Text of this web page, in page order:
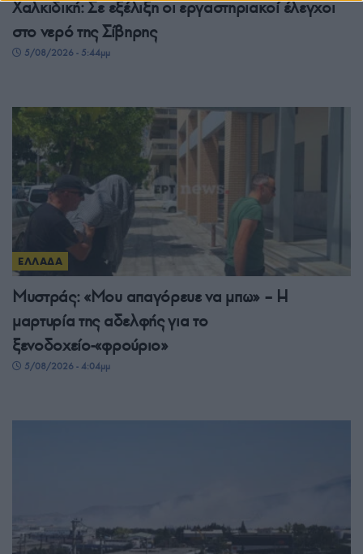
Χαλκιδική: Σε εξέλιξη οι εργαστηριακοί έλεγχοι
στο νερό της Σίβηρης
5/08/2026 - 5:44μμ
ΕΛΛΑΔΑ
Μυστράς: «Μου απαγόρευε να μπω» – Η
μαρτυρία της αδελφής για το
ξενοδοχείο-«φρούριο»
5/08/2026 - 4:04μμ